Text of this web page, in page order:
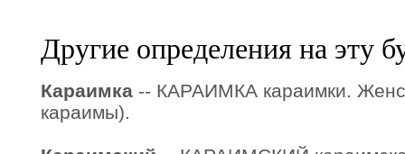
Другие определения на эту
Караимка -- КАРАИМКА караимки.
караимы).